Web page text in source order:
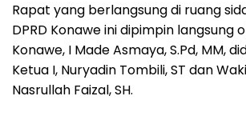
Rapat yang berlangsung di ruang
DPRD Konawe ini dipimpin langsung
Konawe, I Made Asmaya, S.Pd, MM,
Ketua I, Nuryadin Tombili, ST dan
Nasrullah Faizal, SH.